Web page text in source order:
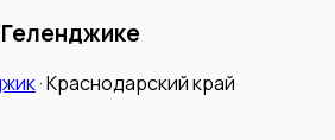
·Краснодарский край